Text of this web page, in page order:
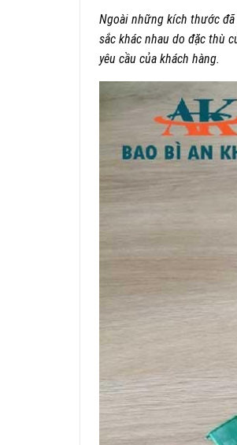
Ngoài những kích thước
sắc khác nhau do đặc thù
yêu cầu của khách hàng.